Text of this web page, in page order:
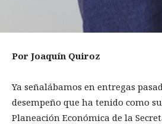
Por Joaquín Quiroz
Ya señalábamos en entregas
desempeño que ha tenido como
Planeación Económica de la